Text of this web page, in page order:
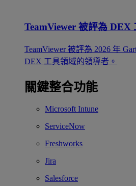
TeamViewer 被評為 DEX
TeamViewer 被評為 2026 年
DEX 工具領域的領導者。
關鍵整合功能
Microsoft Intune
ServiceNow
Freshworks
Jira
Salesforce